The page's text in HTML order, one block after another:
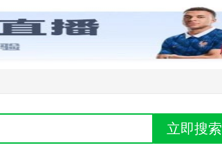
立即搜索